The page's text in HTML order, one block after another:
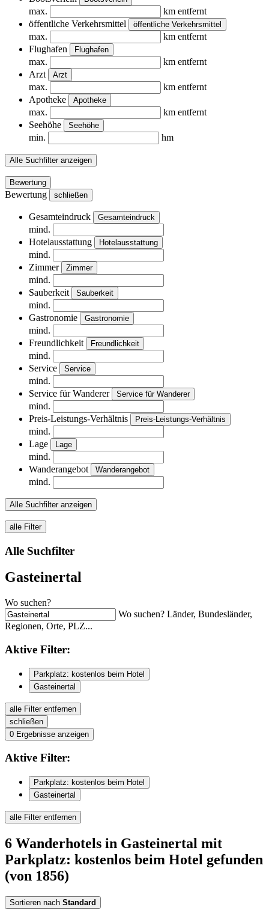
max.
km entfernt
öffentliche Verkehrsmittel
öffentliche Verkehrsmittel
max.
km entfernt
Flughafen
Flughafen
max.
km entfernt
Arzt
Arzt
max.
km entfernt
Apotheke
Apotheke
max.
km entfernt
Seehöhe
Seehöhe
min. hm
Alle Suchfilter anzeigen
Bewertung
Bewertung schließen
Gesamteindruck Gesamteindruck
mind.
Hotelausstattung
Hotelausstattung
mind.
Zimmer
Zimmer
mind.
Sauberkeit
Sauberkeit
mind.
Gastronomie
Gastronomie
mind.
Freundlichkeit
Freundlichkeit
mind.
Service
Service
mind.
Service für Wanderer
Service für Wanderer
mind.
Preis-Leistungs-Verhältnis
Preis-Leistungs-Verhältnis
mind.
Lage
Lage
mind.
Wanderangebot
Wanderangebot
mind.
Alle Suchfilter anzeigen
alle Filter
Alle Suchfilter
Gasteinertal
Wo suchen?
Wo suchen? Länder, Bundesländer,
Regionen, Orte, PLZ...
Aktive Filter:
Parkplatz: kostenlos beim Hotel
Gasteinertal
alle Filter entfernen
schließen
0 Ergebnisse anzeigen
Aktive Filter:
Parkplatz: kostenlos beim Hotel
Gasteinertal
alle Filter entfernen
6 Wanderhotels in Gasteinertal mit
Parkplatz: kostenlos beim Hotel gefunden
(von 1856)
Sortieren nach Standard